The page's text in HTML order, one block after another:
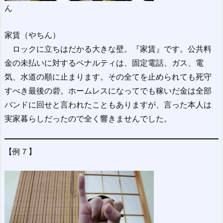
ん
家賃（やちん）
ロックに立ちはだかる大きな壁。『家賃』です。公共料
金の未払いに対するペナルティは、固定電話、ガス、電
気、水道の順に止まります。その全てを止められても死守
すべき最後の砦。ホームレスになってでも稼いだ金は全部
バンドに回せと言われたこともありますが、言った本人は
実家暮らしだったので全く響きませんでした。
【例７】